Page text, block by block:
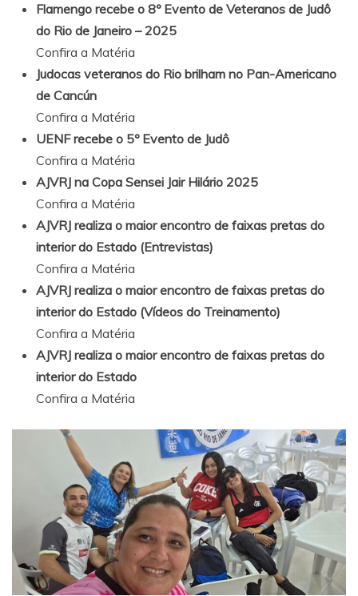
Flamengo recebe o 8º Evento de Veteranos de Judô
do Rio de Janeiro – 2025
Confira a Matéria
Judocas veteranos do Rio brilham no Pan-Americano
de Cancún
Confira a Matéria
UENF recebe o 5º Evento de Judô
Confira a Matéria
AJVRJ na Copa Sensei Jair Hilário 2025
Confira a Matéria
AJVRJ realiza o maior encontro de faixas pretas do
interior do Estado (Entrevistas)
Confira a Matéria
AJVRJ realiza o maior encontro de faixas pretas do
interior do Estado (Vídeos do Treinamento)
Confira a Matéria
AJVRJ realiza o maior encontro de faixas pretas do
interior do Estado
Confira a Matéria